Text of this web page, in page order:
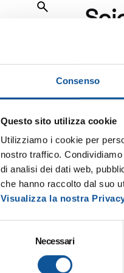
Consenso
Questo sito utilizza cookie
Utilizziamo i cookie per
nostro traffico.
di analisi dei dati web,
che hanno raccolto dal suo
Visualizza la nostra
Necessari
Si
T
“lo
dalle
ridotto
G28F,